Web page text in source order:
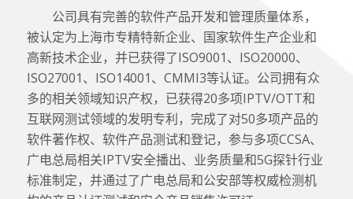
公司具有完善的软件产品开发和管理质量体系，
被认定为上海市专精特新企业、国家软件生产企业和
高新技术企业，并已获得了ISO9001、ISO20000、
ISO27001、ISO14001、CMMI3等认证。公司拥有众
多的相关领域知识产权，已获得20多项IPTV/OTT和
互联网测试领域的发明专利，完成了对50多项产品的
软件著作权、软件产品测试和登记，参与多项CCSA、
广电总局相关IPTV安全播出、业务质量和5G探针行业
标准制定，并通过了广电总局和公安部等权威检测机